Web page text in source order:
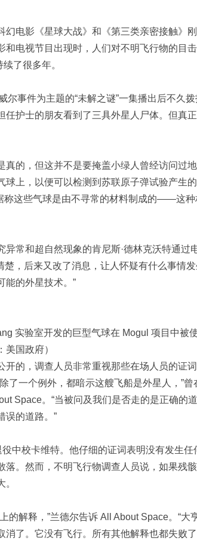
幻电影《星球大战》和《第三类亲密接触
电视节目出现时，人们对不明飞行物的目
了很多年。
尔事件为主题的“未解之谜”一集播出后不久
护士的朋友看到​​了三具外星人尸体。但真
的，但这并不是要掩盖小绿人曾经访问过
上，以便可以检测到苏联原子弹试验产生
称这些气球是由不寻常的材料制成的——这
常和超自然现象的肯尼斯·德林克沃特通过
楚，后来又改了消息，让人怀疑有什么事情
能的外星技术。”
实验室开发的巨型气球在 Mogul 项目中被
国政府）
的，调查人员非常重视那些在场人员的证
了一个例外，都暗示这艘飞船是外星人，”
Space。“当被问及我们是否走的是正确
的道路。”
中校卡维特。他仔细的证词表明没有发生
。然而，不明飞行物调查人员说，如果残
的解释，”兰德尔告诉 All About Space。“大
。它没有飞行。所有其他解释也都失败